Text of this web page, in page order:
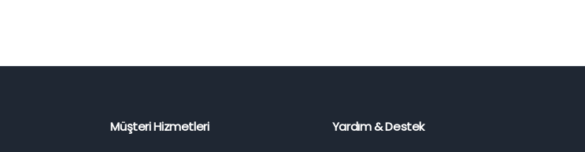
Müşteri Hizmetleri Yardım & Destek